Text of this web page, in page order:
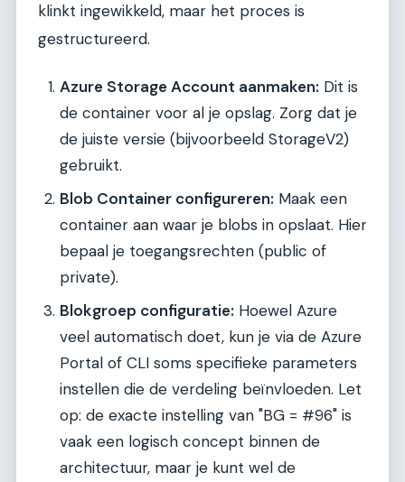
klinkt ingewikkeld, maar het proces is
gestructureerd.
Azure Storage Account aanmaken: Dit is
de container voor al je opslag. Zorg dat je
de juiste versie (bijvoorbeeld StorageV2)
gebruikt.
Blob Container configureren: Maak een
container aan waar je blobs in opslaat. Hier
bepaal je toegangsrechten (public of
private).
Blokgroep configuratie: Hoewel Azure
veel automatisch doet, kun je via de Azure
Portal of CLI soms specifieke parameters
instellen die de verdeling beïnvloeden. Let
op: de exacte instelling van "BG = #96" is
vaak een logisch concept binnen de
architectuur, maar je kunt wel de